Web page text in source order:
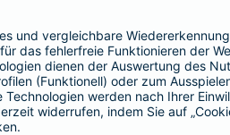
Vorteilen
und
wählbare
attraktive